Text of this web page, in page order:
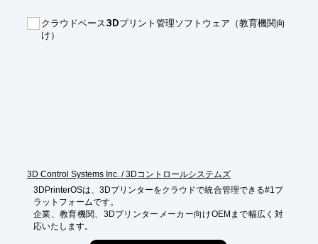
■初めてでも簡単ギャップ調整
人手による調整はもう必要ありません。担当者によって生じてい
※詳細はカタログ請求いただくか、下記ダウンロードボタンより
PDFデータをご覧ください。
クラウドベース3Dプリント管理ソフトウェア（教育機関向
け）
3D Control Systems Inc. / 3Dコントロールシステムズ
3DPrinterOSは、3Dプリンターをクラウドで統合管理できる#1プ
ラットフォームです。
企業、教育機関、3Dプリンターメーカー向けOEMまで幅広く対
応いたします。